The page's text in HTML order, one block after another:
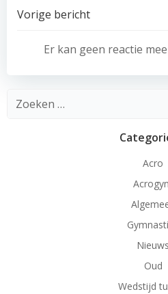
Bericht
navigatie
Vorige bericht
Er kan geen reactie
Zoeken
Acro
Nieuws
Oud
Wedstijd